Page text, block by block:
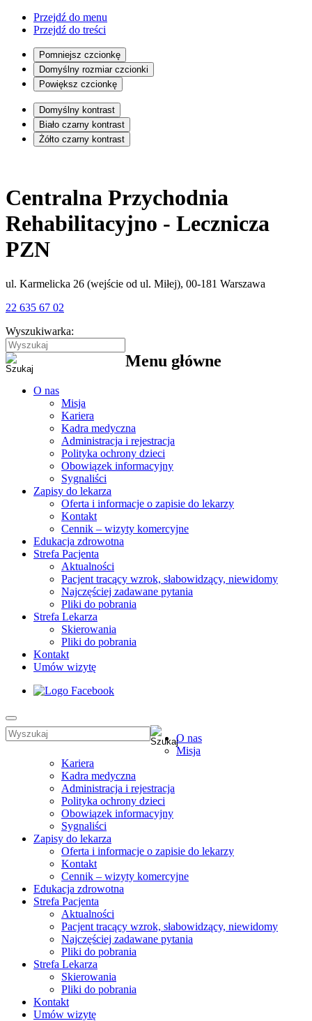
Przejdź do menu
Przejdź do treści
Pomniejsz czcionkę
Domyślny rozmiar czcionki
Powiększ czcionkę
Domyślny kontrast
Biało czarny kontrast
Żółto czarny kontrast
Centralna Przychodnia
Rehabilitacyjno - Lecznicza
PZN
ul. Karmelicka 26 (wejście od ul. Miłej), 00-181 Warszawa
22 635 67 02
Wyszukiwarka:
Menu główne
O nas
Misja
Kariera
Kadra medyczna
Administracja i rejestracja
Polityka ochrony dzieci
Obowiązek informacyjny
Sygnaliści
Zapisy do lekarza
Oferta i informacje o zapisie do lekarzy
Kontakt
Cennik – wizyty komercyjne
Edukacja zdrowotna
Strefa Pacjenta
Aktualności
Pacjent tracący wzrok, słabowidzący, niewidomy
Najczęściej zadawane pytania
Pliki do pobrania
Strefa Lekarza
Skierowania
Pliki do pobrania
Kontakt
Umów wizytę
O nas
Misja
Kariera
Kadra medyczna
Administracja i rejestracja
Polityka ochrony dzieci
Obowiązek informacyjny
Sygnaliści
Zapisy do lekarza
Oferta i informacje o zapisie do lekarzy
Kontakt
Cennik – wizyty komercyjne
Edukacja zdrowotna
Strefa Pacjenta
Aktualności
Pacjent tracący wzrok, słabowidzący, niewidomy
Najczęściej zadawane pytania
Pliki do pobrania
Strefa Lekarza
Skierowania
Pliki do pobrania
Kontakt
Umów wizytę